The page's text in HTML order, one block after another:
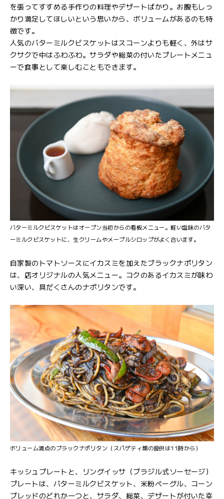
を張ってすすめる手作りの料理やデザートばかり。お腹もしっ
かり満足してほしいという思いから、ボリュームがあるのも特
徴です。
人気のバターミルクビスケットはスコーンよりも軽く、外はサ
クサクで中はふわふわ。サラダや総菜の付いたプレートメニュ
ーで食事として楽しむこともできます。
バターミルクビスケットはオープン当初からの看板メニュー。軽い塩味のバタ
ーミルクビスケットに、生クリームやメープルシロップがよく合います。
自家製のトマトソースにイカスミを加えたブラックナポリタン
は、店オリジナルの人気メニュー。コクのあるイカスミが味わ
い深い、具だくさんのナポリタンです。
ボリューム満点のブラックナポリタン（スパゲティ類の提供は11時から）
キッシュプレートと、リングイッサ（ブラジル式ソーセージ）
プレートは、バターミルクビスケット、米粉ベーグル、コーン
ブレッドのどれか一つと、サラダ、総菜、デザートが付いた幸